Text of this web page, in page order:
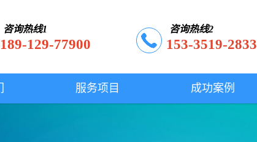
咨询热线1
189-129-77900
咨询热线2
153-3519-2833
服务项目 成功案例